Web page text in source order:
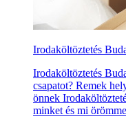
Irodaköltöztetés
Irodaköltöztetés
csapatot? Remek
önnek
minket és mi